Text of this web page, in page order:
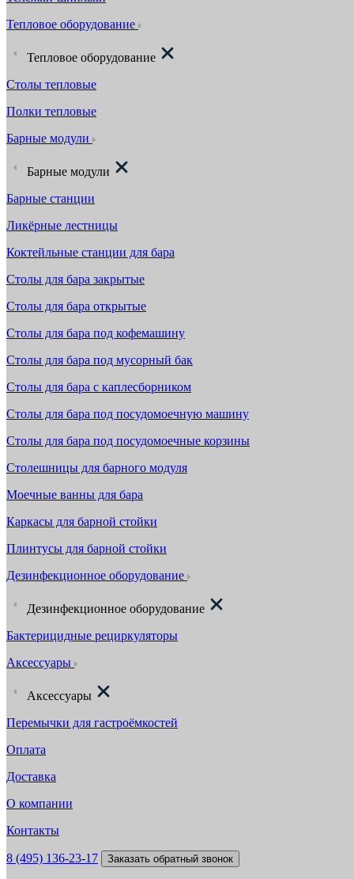
Тепловое оборудование
Тепловое оборудование
Столы тепловые
Полки тепловые
Барные модули
Барные модули
Барные станции
Ликёрные лестницы
Коктейльные станции для бара
Столы для бара закрытые
Столы для бара открытые
Столы для бара под кофемашину
Столы для бара под мусорный бак
Столы для бара с каплесборником
Столы для бара под посудомоечную машину
Столы для бара под посудомоечные корзины
Столешницы для барного модуля
Моечные ванны для бара
Каркасы для барной стойки
Плинтусы для барной стойки
Дезинфекционное оборудование
Дезинфекционное оборудование
Бактерицидные рециркуляторы
Аксессуары
Аксессуары
Перемычки для гастроёмкостей
Оплата
Доставка
О компании
Контакты
8 (495) 136-23-17 Заказать обратный звонок